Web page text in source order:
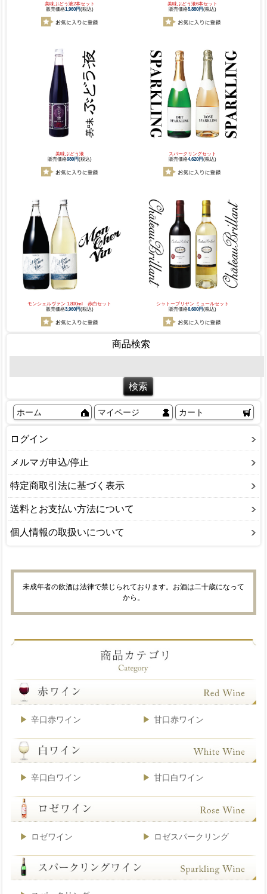
美味ぶどう液2本セット
販売価格1,960円(税込)
美味ぶどう液6本セット
販売価格5,880円(税込)
美味ぶどう液
販売価格980円(税込)
スパークリングセット
販売価格4,620円(税込)
モンシェルヴァン 1,800ml 赤白セット
販売価格3,960円(税込)
シャトーブリヤン ミュールセット
販売価格6,600円(税込)
商品検索
ホーム マイページ カート
ログイン
メルマガ申込/停止
特定商取引法に基づく表示
送料とお支払い方法について
個人情報の取扱いについて
未成年者の飲酒は法律で禁じられております。お酒は二十歳になって
から。
辛口赤ワイン 甘口赤ワイン
辛口白ワイン 甘口白ワイン
ロゼワイン ロゼスパークリング